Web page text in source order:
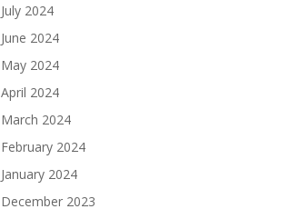
July 2024
June 2024
May 2024
April 2024
March 2024
February 2024
January 2024
December 2023